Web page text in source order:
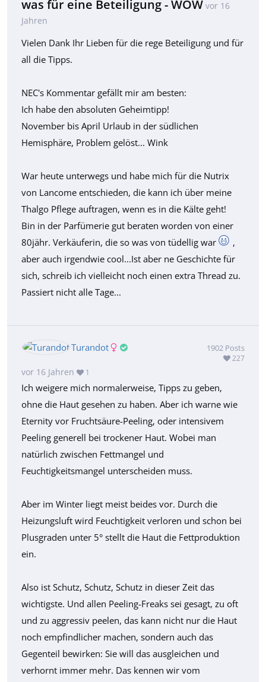
was für eine Beteiligung - WOW vor 16
Jahren
Vielen Dank Ihr Lieben für die rege Beteiligung und für
all die Tipps.
NEC's Kommentar gefällt mir am besten:
Ich habe den absoluten Geheimtipp!
November bis April Urlaub in der südlichen
Hemisphäre, Problem gelöst... Wink
War heute unterwegs und habe mich für die Nutrix
von Lancome entschieden, die kann ich über meine
Thalgo Pflege auftragen, wenn es in die Kälte geht!
Bin in der Parfümerie gut beraten worden von einer
80jähr. Verkäuferin, die so was von tüdellig war
,
aber auch irgendwie cool...Ist aber ne Geschichte für
sich, schreib ich vielleicht noch einen extra Thread zu.
Passiert nicht alle Tage...
Turandot 1902 Posts
227
vor 16 Jahren 1
Ich weigere mich normalerweise, Tipps zu geben,
ohne die Haut gesehen zu haben. Aber ich warne wie
Eternity vor Fruchtsäure-Peeling, oder intensivem
Peeling generell bei trockener Haut. Wobei man
natürlich zwischen Fettmangel und
Feuchtigkeitsmangel unterscheiden muss.
Aber im Winter liegt meist beides vor. Durch die
Heizungsluft wird Feuchtigkeit verloren und schon bei
Plusgraden unter 5° stellt die Haut die Fettproduktion
ein.
Also ist Schutz, Schutz, Schutz in dieser Zeit das
wichtigste. Und allen Peeling-Freaks sei gesagt, zu oft
und zu aggressiv peelen, das kann nicht nur die Haut
noch empfindlicher machen, sondern auch das
Gegenteil bewirken: Sie will das ausgleichen und
verhornt immer mehr. Das kennen wir vom